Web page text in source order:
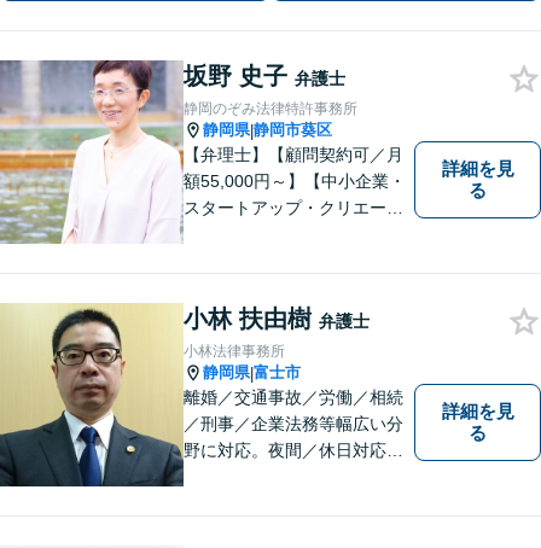
坂野 史子 弁護士
静岡のぞみ法律特許事務所
静岡県|静岡市葵区
【弁理士】【顧問契約可／月
額55,000円～】【中小企業・
スタートアップ・クリエータ
標、著作権、不正競争防止法
の専門知識・経験豊富」「リ
ーガルフォースの高精度契約
書チェック」
詳細を見
る
小林 扶由樹 弁護士
小林法律事務所
静岡県|富士市
離婚／交通事故／労働／相続
／刑事／企業法務等幅広い分
野に対応。夜間／休日対応
詳細を見
る